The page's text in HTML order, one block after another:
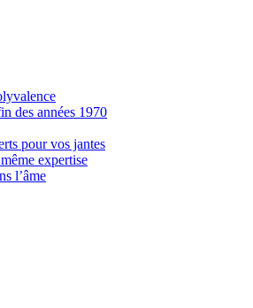
des années 1970
pour vos jantes
expertise
l’âme